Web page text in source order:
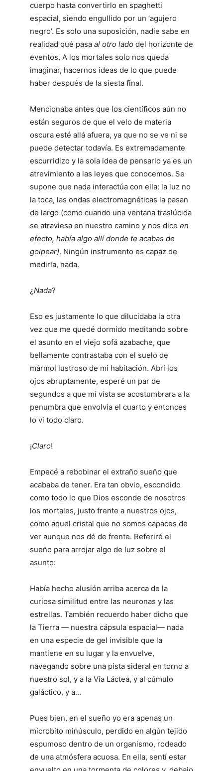
cuerpo hasta convertirlo en spaghetti
espacial, siendo engullido por un ‘agujero
negro’. Es solo una suposición, nadie sabe en
realidad qué pasa al otro lado del horizonte de
eventos. A los mortales solo nos queda
imaginar, hacernos ideas de lo que puede
haber después de la siesta final.
Mencionaba antes que los científicos aún no
están seguros de que el velo de materia
oscura esté allá afuera, ya que no se ve ni se
puede detectar todavía. Es extremadamente
escurridizo y la sola idea de pensarlo ya es un
atrevimiento a las leyes que conocemos. Se
supone que nada interactúa con ella: la luz no
la toca, las ondas electromagnéticas la pasan
de largo (como cuando una ventana traslúcida
se atraviesa en nuestro camino y nos dice en
efecto, había algo allí donde te acabas de
golpear). Ningún instrumento es capaz de
medirla, nada.
¿Nada?
Eso es justamente lo que dilucidaba la otra
vez que me quedé dormido meditando sobre
el asunto en el viejo sofá azabache, que
bellamente contrastaba con el suelo de
mármol lustroso de mi habitación. Abrí los
ojos abruptamente, esperé un par de
segundos a que mi vista se acostumbrara a la
penumbra que envolvía el cuarto y entonces
lo vi todo claro.
¡Claro!
Empecé a rebobinar el extraño sueño que
acababa de tener. Era tan obvio, escondido
como todo lo que Dios esconde de nosotros
los mortales, justo frente a nuestros ojos,
como aquel cristal que no somos capaces de
ver aunque nos dé de frente. Referiré el
sueño para arrojar algo de luz sobre el
asunto:
Había hecho alusión arriba acerca de la
curiosa similitud entre las neuronas y las
estrellas. También recuerdo haber dicho que
la Tierra — nuestra cápsula espacial— nada
en una especie de gel invisible que la
mantiene en su lugar y la envuelve,
navegando sobre una pista sideral en torno a
nuestro sol, y a la Vía Láctea, y al cúmulo
galáctico, y a…
Pues bien, en el sueño yo era apenas un
microbito minúsculo, perdido en algún tejido
espumoso dentro de un organismo, rodeado
de una atmósfera acuosa. En ella, sentí estar